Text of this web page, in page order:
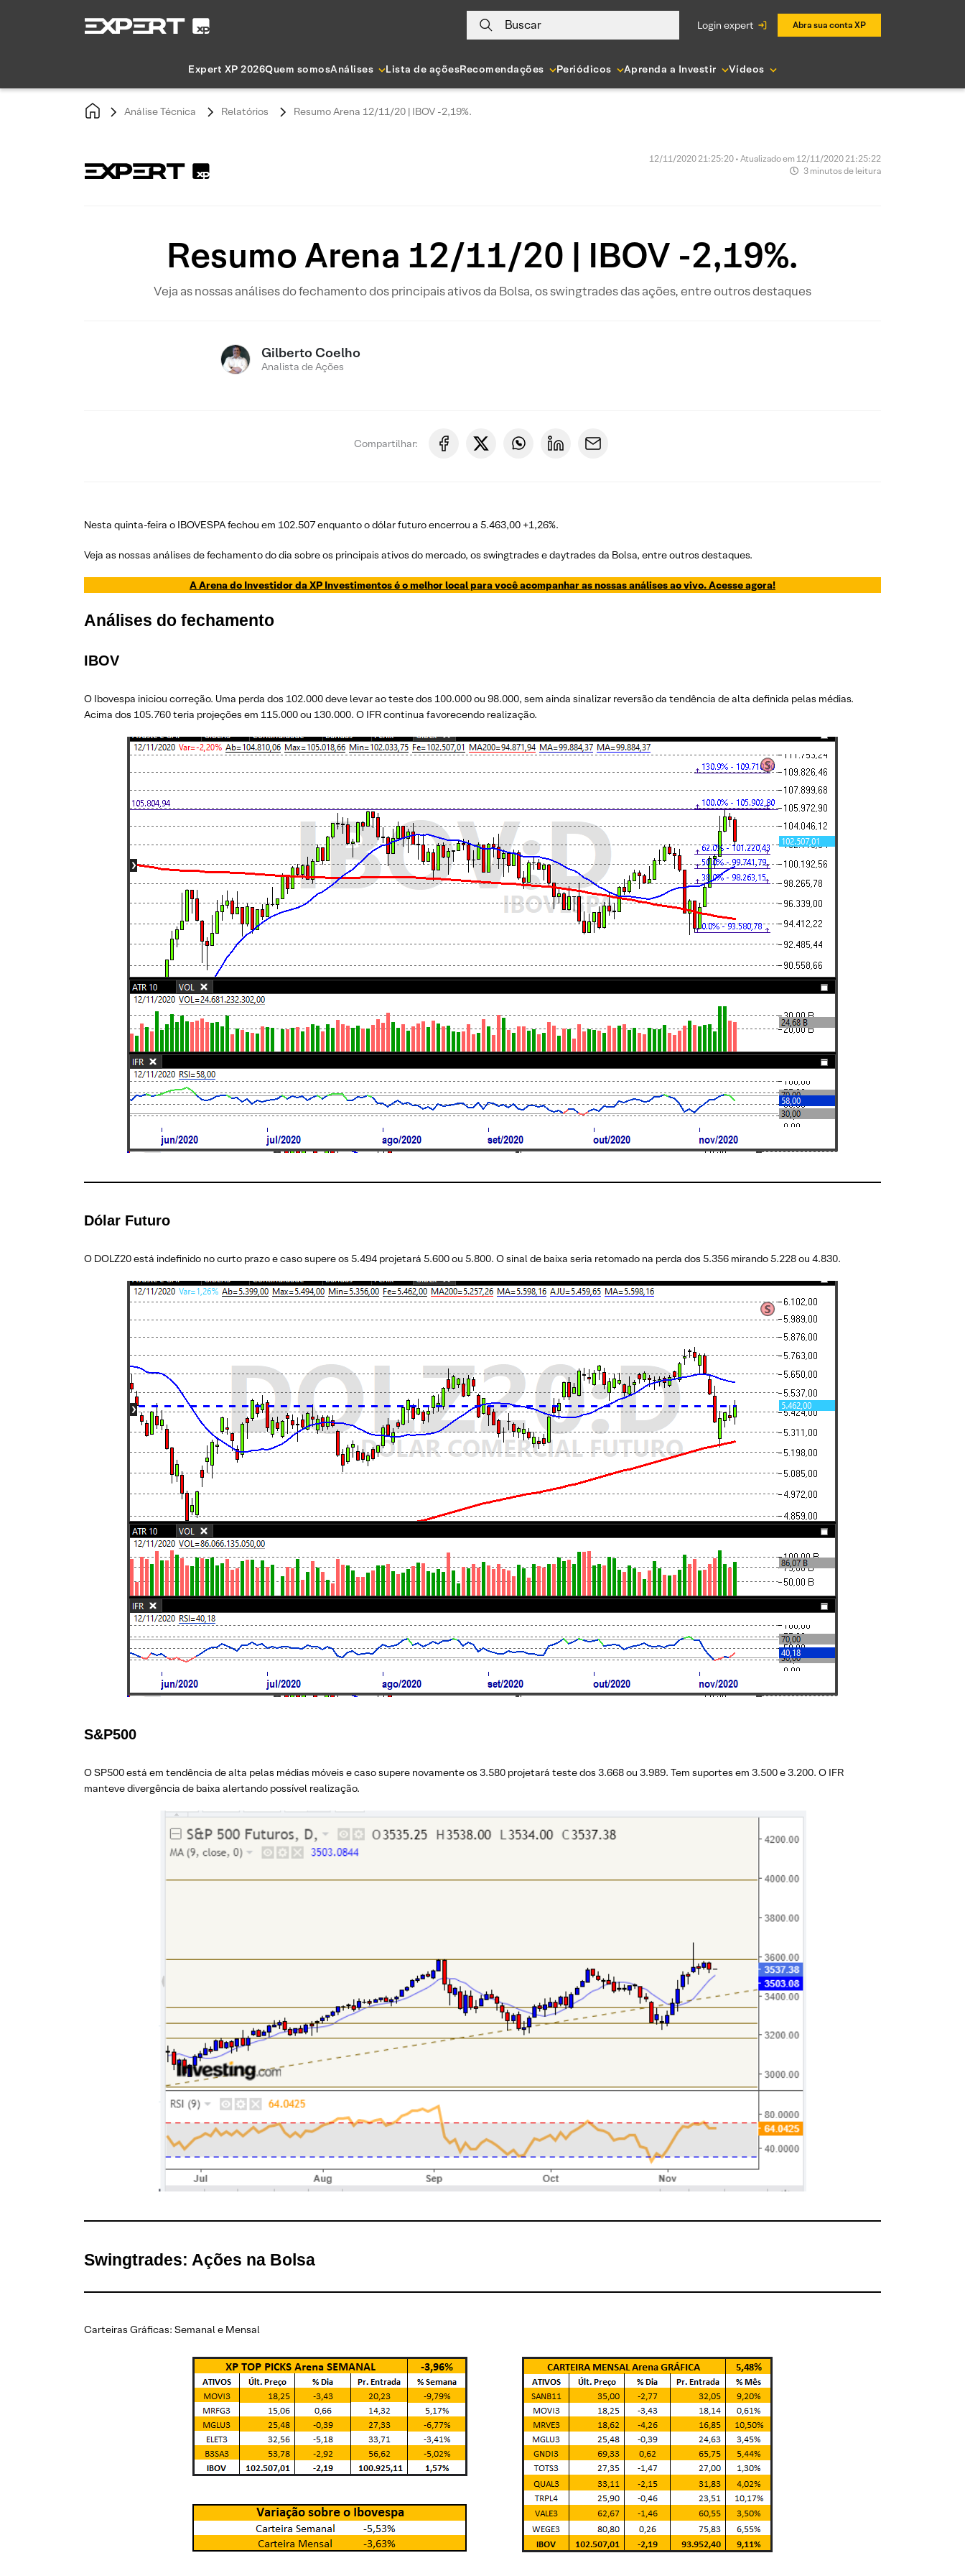
Buscar login expert Abra sua conta XP
Expert XP 2026Quem somosAnálises Lista de açõesRecomendações Periódicos Aprenda a Investir Vídeos
Análise Técnica Relatórios Resumo Arena 12/11/20 | IBOV -2,19%.
12/11/2020 21:25:20 • Atualizado em 12/11/2020 21:25:22
3 minutos de leitura
Resumo Arena 12/11/20 | IBOV -2,19%.
Veja as nossas análises do fechamento dos principais ativos da Bolsa, os swingtrades das ações, entre outros destaques
Gilberto Coelho
Analista de Ações
Compartilhar:
Nesta quinta-feira o IBOVESPA fechou em 102.507 enquanto o dólar futuro encerrou a 5.463,00 +1,26%.
Veja as nossas análises de fechamento do dia sobre os principais ativos do mercado, os swingtrades e daytrades da Bolsa, entre outros destaques.
A Arena do Investidor da XP Investimentos é o melhor local para você acompanhar as nossas análises ao vivo. Acesse agora!
Análises do fechamento
IBOV
O Ibovespa iniciou correção. Uma perda dos 102.000 deve levar ao teste dos 100.000 ou 98.000, sem ainda sinalizar reversão da tendência de alta definida pelas médias.
Acima dos 105.760 teria projeções em 115.000 ou 130.000. O IFR continua favorecendo realização.
Dólar Futuro
O DOLZ20 está indefinido no curto prazo e caso supere os 5.494 projetará 5.600 ou 5.800. O sinal de baixa seria retomado na perda dos 5.356 mirando 5.228 ou 4.830.
S&P500
O SP500 está em tendência de alta pelas médias móveis e caso supere novamente os 3.580 projetará teste dos 3.668 ou 3.989. Tem suportes em 3.500 e 3.200. O IFR
manteve divergência de baixa alertando possível realização.
Swingtrades: Ações na Bolsa
Carteiras Gráficas: Semanal e Mensal